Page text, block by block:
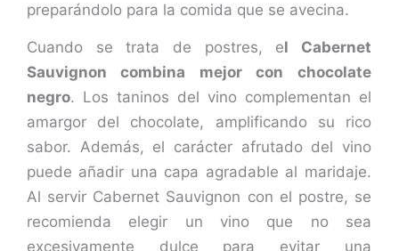
preparándolo para la comida que se avecina.
Cuando se trata de postres, el Cabernet
Sauvignon combina mejor con chocolate
negro. Los taninos del vino complementan el
amargor del chocolate, amplificando su rico
sabor. Además, el carácter afrutado del vino
puede añadir una capa agradable al maridaje.
Al servir Cabernet Sauvignon con el postre, se
recomienda elegir un vino que no sea
excesivamente dulce para evitar una